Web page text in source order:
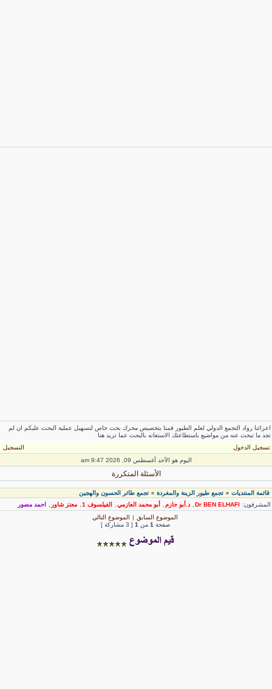
رواد التجمع الدولي لعلم الطيور قمنا بتخصيص محرك بحث خاص لتسهيل عملية البحث عليكم ان لم
ما تبحث عنه من مواضيع باستطاعتك الاستعانه بالبحث عما تريد هنا
تسجيل الدخول
التسجيل
اليوم هو الأحد أغسطس 09, 2026 9:47 am
الأسئلة المتكررة
قائمة المنتديات» تجمع طيور الزينة والمغردة» تجمع طائر الحسون والهجين
Dr BEN ELHAFI
, د.أبو حازم, أبو محمد العازمي , الفيلسوف 1 , معتز شاور
احمد مصور
الموضوع السابق| الموضوع التالي
صفحة1 من [ 3 مشاركة ]